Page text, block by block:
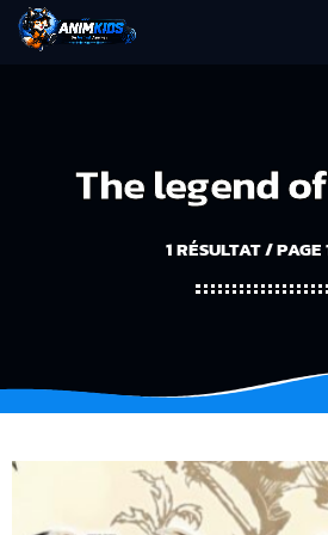
The legend
1 RÉSULTAT / PAGE